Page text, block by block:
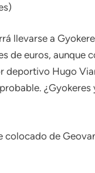
llevarse a
de euros, aunque
deportivo Hugo
colocado de